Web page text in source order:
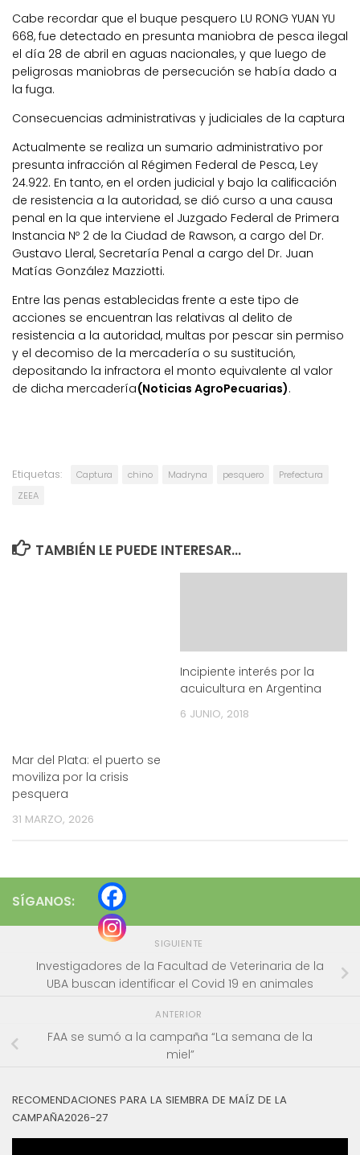
Cabe recordar que el buque pesquero LU RONG YUAN YU
668, fue detectado en presunta maniobra de pesca ilegal
el día 28 de abril en aguas nacionales, y que luego de
peligrosas maniobras de persecución se había dado a
la fuga.
Consecuencias administrativas y judiciales de la captura
Actualmente se realiza un sumario administrativo por
presunta infracción al Régimen Federal de Pesca, Ley
24.922. En tanto, en el orden judicial y bajo la calificación
de resistencia a la autoridad, se dió curso a una causa
penal en la que interviene el Juzgado Federal de Primera
Instancia Nº 2 de la Ciudad de Rawson, a cargo del Dr.
Gustavo Lleral, Secretaría Penal a cargo del Dr. Juan
Matías González Mazziotti.
Entre las penas establecidas frente a este tipo de
acciones se encuentran las relativas al delito de
resistencia a la autoridad, multas por pescar sin permiso
y el decomiso de la mercadería o su sustitución,
depositando la infractora el monto equivalente al valor
de dicha mercadería(Noticias AgroPecuarias).
Etiquetas: Captura chino Madryna pesquero
Prefectura
ZEEA
TAMBIÉN LE PUEDE INTERESAR...
Mar del Plata: el puerto se
moviliza por la crisis
pesquera
31 MARZO, 2026
Incipiente interés por la
acuicultura en Argentina
6 JUNIO, 2018
SÍGANOS:
SIGUIENTE
Investigadores de la Facultad de Veterinaria de la
UBA buscan identificar el Covid 19 en animales
ANTERIOR
FAA se sumó a la campaña “La semana de la
miel”
RECOMENDACIONES PARA LA SIEMBRA DE MAÍZ DE LA
CAMPAÑA2026-27